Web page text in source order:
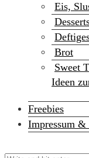
Eis,
Brot
Sweet
Ideen
Freebies
Impressum &